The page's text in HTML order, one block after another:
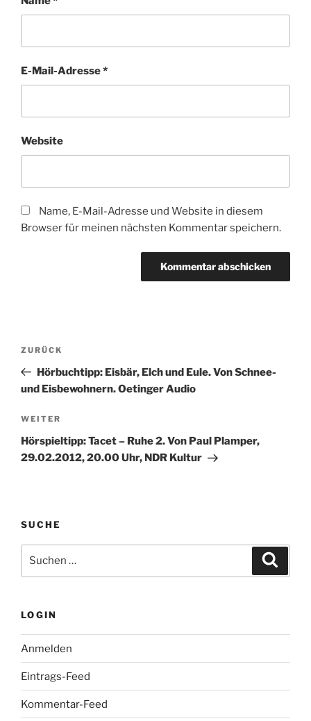
E-Mail-Adresse*
Website
Name, E-Mail-Adresse und Website in diesem
Browser für meinen nächsten Kommentar speichern.
Beitragsnavigation
Vorheriger
Beitrag
ZURÜCK
Hörbuchtipp: Eisbär, Elch und Eule. Von Schnee-
und Eisbewohnern. Oetinger Audio
Nächster
Beitrag
WEITER
Hörspieltipp: Tacet – Ruhe 2. Von Paul Plamper,
29.02.2012, 20.00 Uhr, NDR Kultur
SUCHE
nach:
LOGIN
Anmelden
Eintrags-Feed
Kommentar-Feed